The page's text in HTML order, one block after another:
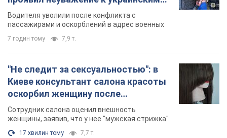
TOP NEWS